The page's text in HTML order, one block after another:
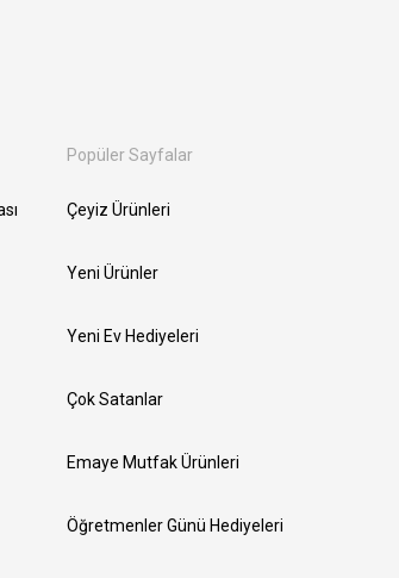
Popüler Sayfalar
Çeyiz Ürünleri
Yeni Ürünler
Yeni Ev Hediyeleri
Çok Satanlar
Emaye Mutfak Ürünleri
Öğretmenler Günü Hediyeleri